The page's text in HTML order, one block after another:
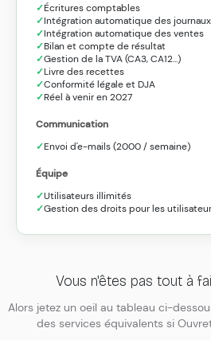
Écritures comptables
Intégration automatique des
Intégration automatique des ventes
Bilan et compte de résultat
Gestion de la TVA (CA3, CA12...)
Livre des recettes
Conformité légale et DJA
Réel à venir en 2027
Communication
Envoi d'e-mails (2000 / semaine)
Équipe
Utilisateurs illimités
Gestion des droits pour les
Vous n'êtes pas tout à
Alors jetez un oeil au tableau ci-
des services équivalents si